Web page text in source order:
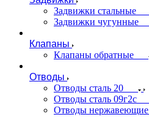
Задвижки стальные
Задвижки чугунные
Клапаны
Клапаны обратные
Отводы
Отводы сталь 20
Отводы сталь 09г2с
Отводы нержавеющие